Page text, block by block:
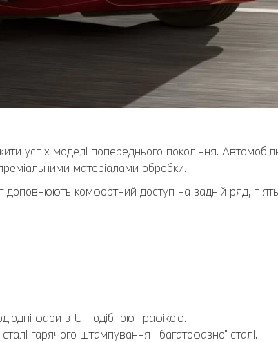
успіх моделі попереднього покоління.
матеріалами обробки.
комфортний доступ на задній ряд,
фари з U-подібною графікою.
гарячого штампування і багатофазної сталі.